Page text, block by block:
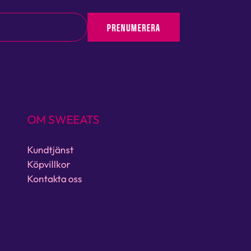
PRENUMERERA
OM SWEEATS
Kundtjänst
Köpvillkor
Kontakta oss